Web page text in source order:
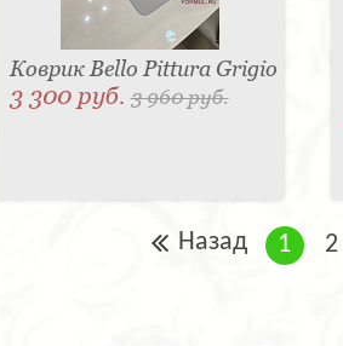
Коврик Bello Pittura Grigio
3 300 руб.3 960 руб.
Назад 1 2